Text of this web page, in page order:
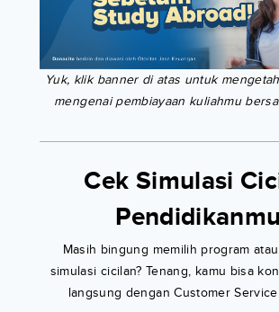
Yuk, klik banner di atas untuk
mengenai pembiayaan kuliahmu
Cek Simulasi
Masih bingung memilih program
simulasi cicilan? Tenang, kamu bisa
langsung dengan Customer